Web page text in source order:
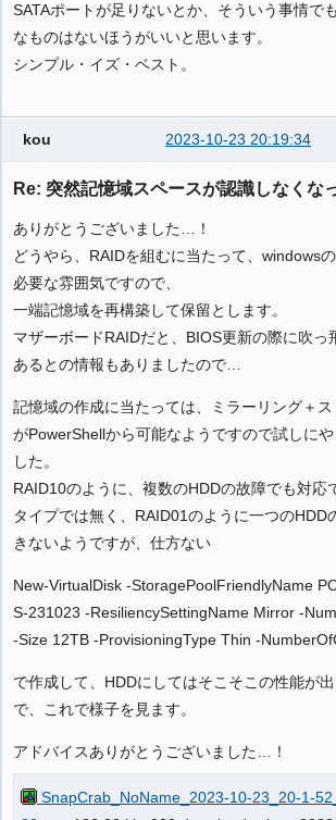
SATAポートが足りないとか、そういう事情で
なものはないほうがいいと思います。
シンプル・イズ・ベスト。
kou 2023-10-23 20:19:34
Re: 突然記憶域スペースが認識しなくな
ありがとうございました…！
どうやら、RAIDを組むに当たって、windows
必要な雰囲気ですので、
一端記憶域を再構築して保留とします。
マザーボードRAIDだと、BIOS更新の際に吹っ
あるとの情報もありましたので…
記憶域の作成に当たっては、ミラーリング＋
がPowerShellから可能なようですので試しに
した。
RAID10のように、複数のHDDの故障でも対応
タイプでは無く、RAID01のように一つのHDD
きないようですが、仕方ない
New-VirtualDisk -StoragePoolFriendlyName
S-231023 -ResiliencySettingName Mirror -
-Size 12TB -ProvisioningType Thin -
で作成して、HDDにしてはそこそこの性能が
で、これで様子を見ます。
アドバイスありがとうございました…！
SnapCrab_NoName_2023-10-23_20-1-